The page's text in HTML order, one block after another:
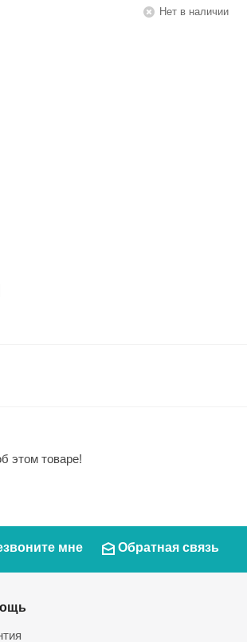
Нет в наличии
этом товаре!
мне Обратная связь